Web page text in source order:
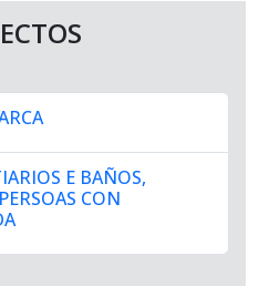
E BAÑOS,
CON